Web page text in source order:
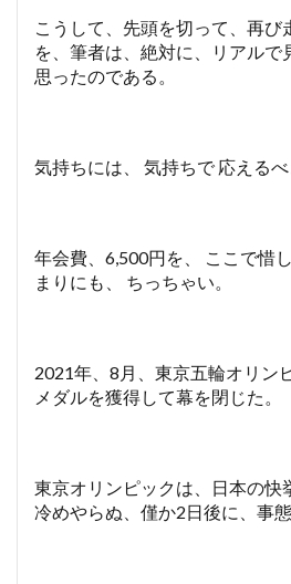
な
い
こうして、先頭を切って、再び
を、筆者は、絶対に、リアルで
思ったのである。
気持ちには、 気持ちで 応えるべ
年会費、6,500円を、 ここで惜
まりにも、 ちっちゃい。
2021年、8月、東京五輪オリン
メダルを獲得して幕を閉じた。
東京オリンピックは、日本の快
冷めやらぬ、僅か2日後に、事態